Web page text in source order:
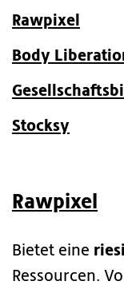
Rawpixel
Body
Stocksy
Rawpixel
Bietet eine
Ressourcen.